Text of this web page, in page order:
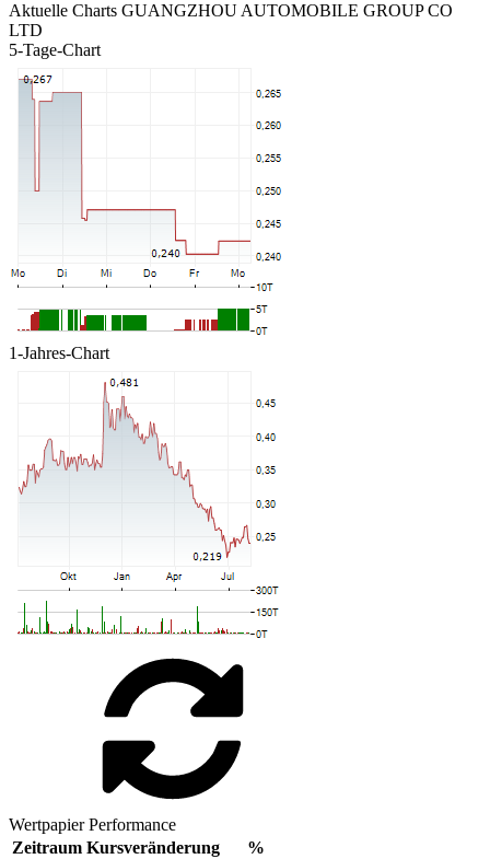
Aktuelle Charts GUANGZHOU AUTOMOBILE GROUP CO
LTD
5-Tage-Chart
1-Jahres-Chart
Wertpapier Performance
Zeitraum Kursveränderung
%